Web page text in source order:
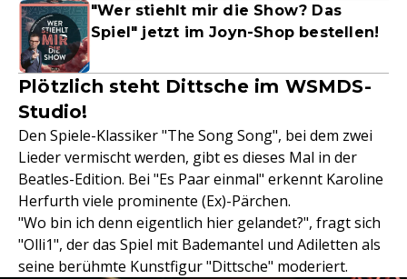
"Wer stiehlt mir die Show? Das
Spiel" jetzt im Joyn-Shop bestellen!
Plötzlich steht Dittsche im WSMDS-
Studio!
Den Spiele-Klassiker "The Song Song", bei dem zwei
Lieder vermischt werden, gibt es dieses Mal in der
Beatles-Edition. Bei "Es Paar einmal" erkennt Karoline
Herfurth viele prominente (Ex)-Pärchen.
"Wo bin ich denn eigentlich hier gelandet?", fragt sich
"Olli1", der das Spiel mit Bademantel und Adiletten als
seine berühmte Kunstfigur "Dittsche" moderiert.